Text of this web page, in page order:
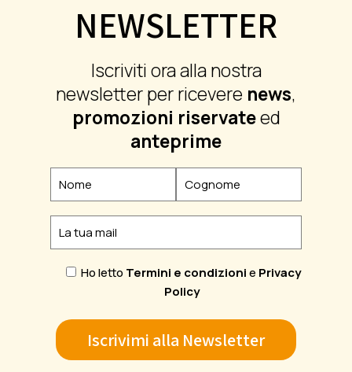
NEWSLETTER
Iscriviti ora alla nostra
newsletter per ricevere news,
promozioni riservateed
anteprime
Ho letto Termini e condizionie Privacy
Policy